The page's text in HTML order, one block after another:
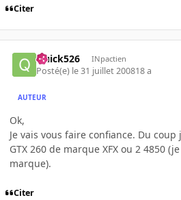
Citer
Quick526 INpactien
Posté(e) le 31 juillet 200818 a
AUTEUR
Ok,
Je vais vous faire confiance. Du
GTX 260 de marque XFX ou 2 4850
marque).
Citer